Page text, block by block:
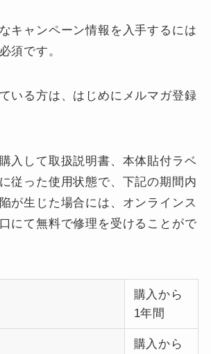
キャンペーン情報を入手するには
須です。
いる方は、はじめにメルマガ登録
入して取扱説明書、本体貼付ラベ
従った使用状態で、下記の期間内
が生じた場合には、オンラインス
にて無料で修理を受けることがで
購入から
1年間
購入から